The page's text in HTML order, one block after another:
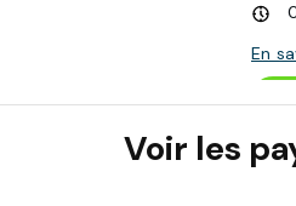
En
Voir les